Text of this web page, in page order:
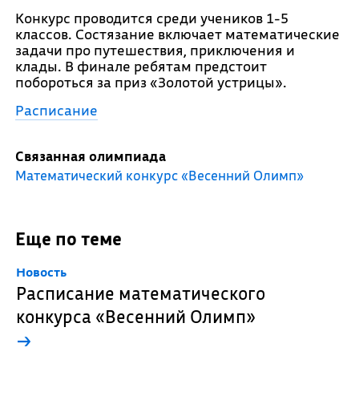
Конкурс проводится среди учеников 1-5
классов. Состязание включает математические
задачи про путешествия, приключения и
клады. В финале ребятам предстоит
побороться за приз «Золотой устрицы».
Расписание
Связанная олимпиада
Математический конкурс «Весенний Олимп»
Еще по теме
Новость
Расписание математического
конкурса «Весенний Олимп»
→